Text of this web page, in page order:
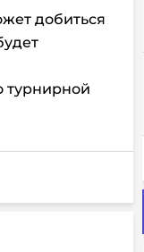
добиться
турнирной